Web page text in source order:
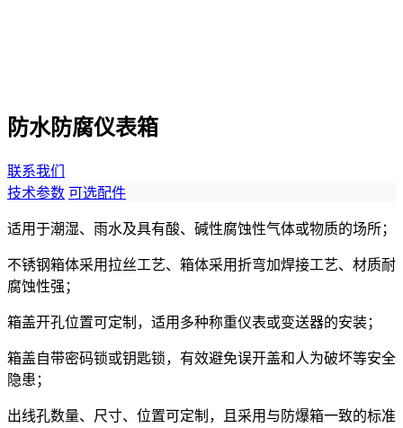
防水防腐仪表箱
联系我们
技术参数 可选配件
适用于潮湿、雨水及具有酸、碱性腐蚀性气体或物质的场所；
不锈钢箱体采用拉丝工艺、箱体采用折弯加焊接工艺、材质耐
腐蚀性强；
箱盖开孔位置可定制，适用多种称重仪表或变送器的安装；
箱盖自带密码锁或钥匙锁，有效避免误开盖和人为破坏等安全
隐患；
出线孔数量、尺寸、位置可定制，且采用与防爆箱一致的标准